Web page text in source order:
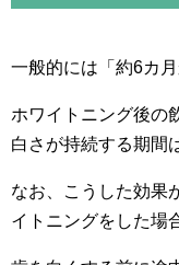
一般的には「約6カ
ホワイトニング後の
白さが持続する期間
なお、こうした効果
イトニングをした場